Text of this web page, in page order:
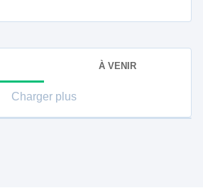
À VENIR
Charger plus